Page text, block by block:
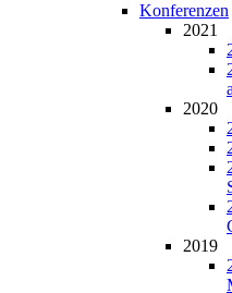
Konferenzen
2021
2020
2019